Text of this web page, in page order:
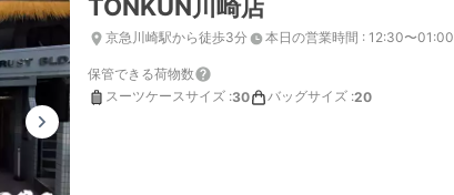
TONKUN川崎店
京急川崎駅から徒歩3分 本日の営業時間 : 12:30〜01:00
保管できる荷物数
スーツケースサイズ :30 バッグサイズ :20